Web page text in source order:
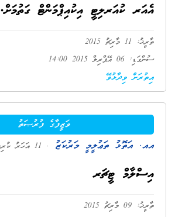
އެއަރ ކުއަރލިޓީ އިކުއިޕްމަންޓް ގަތުމަށް.
ތާރީޚު: 11 މާރިޗު 2015
ސުންގަޑި: 06 އޭޕްރިލް 2015 14:00
އިތުރަށް ވިދާޅުވޭ
ވަޒީފާގެ ފުރުޞަތު
އއ. އަތޮޅު ތަޢުލީމީ މަރުކަޒު . 11 އަހަރު ކުރިން
އިސްލާމް ޓީޗަރ
ތާރީޚު: 09 މާރިޗު 2015